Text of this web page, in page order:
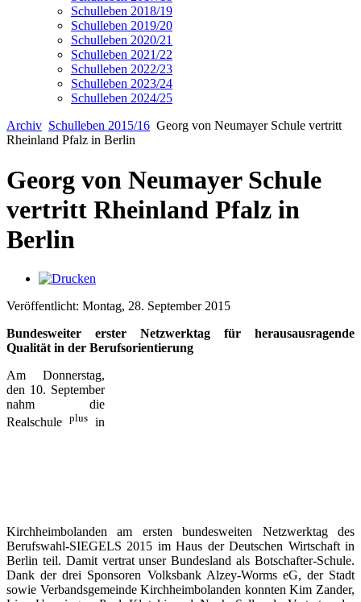
Schulleben 2018/19
Schulleben 2019/20
Schulleben 2020/21
Schulleben 2021/22
Schulleben 2022/23
Schulleben 2023/24
Schulleben 2024/25
Archiv Schulleben 2015/16 Georg von Neumayer Schule vertritt
Rheinland Pfalz in Berlin
Georg von Neumayer Schule
vertritt Rheinland Pfalz in
Berlin
Veröffentlicht: Montag, 28. September 2015
Bundesweiter erster Netzwerktag für herausausragende
Qualität in der Berufsorientierung
Am Donnerstag,
den 10. September
nahm die
Realschule plus in
Kirchheimbolanden am ersten bundesweiten Netzwerktag des
Berufswahl-SIEGELS 2015 im Haus der Deutschen Wirtschaft in
Berlin teil. Damit vertrat unser Bundesland als Botschafter-Schule.
Dank der drei Sponsoren Volksbank Alzey-Worms eG, der Stadt
sowie Verbandsgemeinde Kirchheimbolanden konnten Kim Zander,